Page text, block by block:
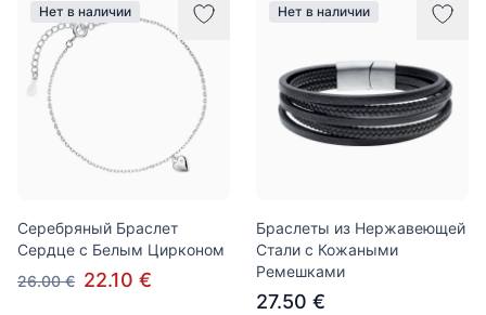
Нет в наличии
Серебряный Браслет
Сердце с Белым Цирконом
26.00 € 22.10 €
Нет в наличии
Браслеты из Нержавеющей
Стали с Кожаными
Ремешками
27.50 €